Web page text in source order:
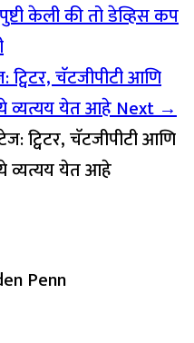
केली की तो डेव्हिस कप
चॅटजीपीटी आणि
व्यत्यय येत आहेNext →
Penn